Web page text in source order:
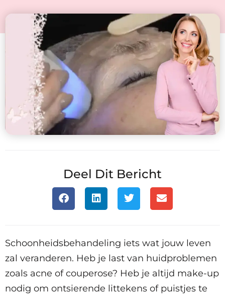
Deel Dit Bericht
Schoonheidsbehandeling iets wat jouw leven
zal veranderen. Heb je last van huidproblemen
zoals acne of couperose? Heb je altijd make-up
nodig om ontsierende littekens of puistjes te